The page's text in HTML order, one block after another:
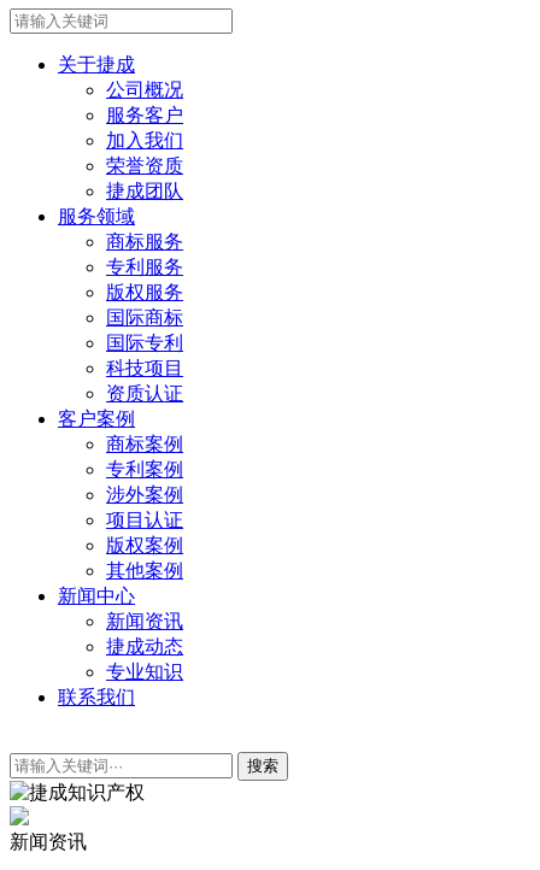
关于捷成
公司概况
服务客户
加入我们
荣誉资质
捷成团队
服务领域
商标服务
专利服务
版权服务
国际商标
国际专利
科技项目
资质认证
客户案例
商标案例
专利案例
涉外案例
项目认证
版权案例
其他案例
新闻中心
新闻资讯
捷成动态
专业知识
联系我们
搜索
新闻资讯